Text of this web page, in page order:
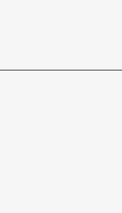
员的价值和演员对于
性！对我来说，演
会沟通的想望，天
形容，只能期待有人
被鼓舞，更有信心地